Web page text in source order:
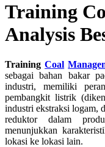
Training
Analysis
TrainingCoal
sebagai bahan bakar
industri, memiliki
pembangkit listrik
industri ekstraksi logam,
reduktor dalam
menunjukkan
lokasi ke lokasi lain.